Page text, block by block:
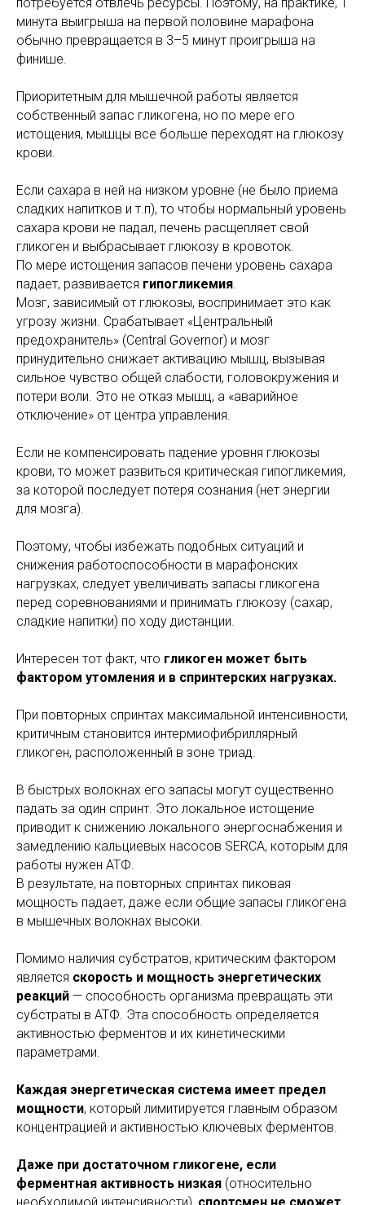
минута выигрыша на первой половине марафона
обычно превращается в 3–5 минут проигрыша на
финише.
Приоритетным для мышечной работы является
собственный запас гликогена, но по мере его
истощения, мышцы все больше переходят на глюкозу
крови.
Если сахара в ней на низком уровне (не было приема
сладких напитков и т.п), то чтобы нормальный уровень
сахара крови не падал, печень расщепляет свой
гликоген и выбрасывает глюкозу в кровоток.
По мере истощения запасов печени уровень сахара
падает, развивается гипогликемия.
Мозг, зависимый от глюкозы, воспринимает это как
угрозу жизни. Срабатывает «Центральный
предохранитель» (Central Governor) и мозг
принудительно снижает активацию мышц, вызывая
сильное чувство общей слабости, головокружения и
потери воли. Это не отказ мышц, а «аварийное
отключение» от центра управления.
Если не компенсировать падение уровня глюкозы
крови, то может развиться критическая гипогликемия,
за которой последует потеря сознания (нет энергии
для мозга).
Поэтому, чтобы избежать подобных ситуаций и
снижения работоспособности в марафонских
нагрузках, следует увеличивать запасы гликогена
перед соревнованиями и принимать глюкозу (сахар,
сладкие напитки) по ходу дистанции.
Интересен тот факт, что гликоген может быть
фактором утомления и в спринтерских нагрузках.
При повторных спринтах максимальной интенсивности,
критичным становится интермиофибриллярный
гликоген, расположенный в зоне триад.
В быстрых волокнах его запасы могут существенно
падать за один спринт. Это локальное истощение
приводит к снижению локального энергоснабжения и
замедлению кальциевых насосов SERCA, которым для
работы нужен АТФ.
В результате, на повторных спринтах пиковая
мощность падает, даже если общие запасы гликогена
в мышечных волокнах высоки.
Помимо наличия субстратов, критическим фактором
является скорость и мощность энергетических
реакций — способность организма превращать эти
субстраты в АТФ. Эта способность определяется
активностью ферментов и их кинетическими
параметрами.
Каждая энергетическая система имеет предел
мощности, который лимитируется главным образом
концентрацией и активностью ключевых ферментов.
Даже при достаточном гликогене, если
ферментная активность низкая (относительно